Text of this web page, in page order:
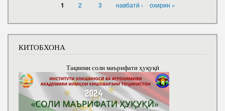
1 2 3 навбатӣ › охирин »
КИТОБХОНА
Тақвими соли маърифати ҳуқуқӣ